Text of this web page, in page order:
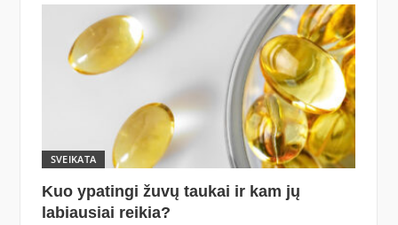
SVEIKATA
Kuo ypatingi žuvų taukai ir kam jų
labiausiai reikia?